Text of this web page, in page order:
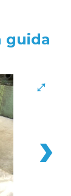
guida